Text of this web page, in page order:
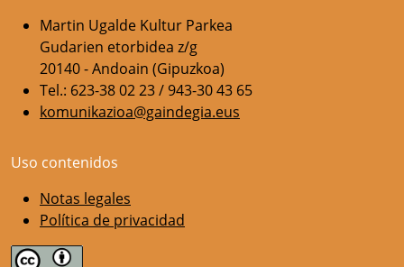
Martin Ugalde Kultur Parkea
Gudarien etorbidea z/g
20140 - Andoain (Gipuzkoa)
Tel.: 623-38 02 23 / 943-30 43 65
komunikazioa@gaindegia.eus
Uso contenidos
Notas legales
Política de privacidad